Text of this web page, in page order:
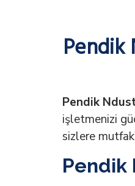
Pendik
işletmenizi
sizlere mutfak
Pendik